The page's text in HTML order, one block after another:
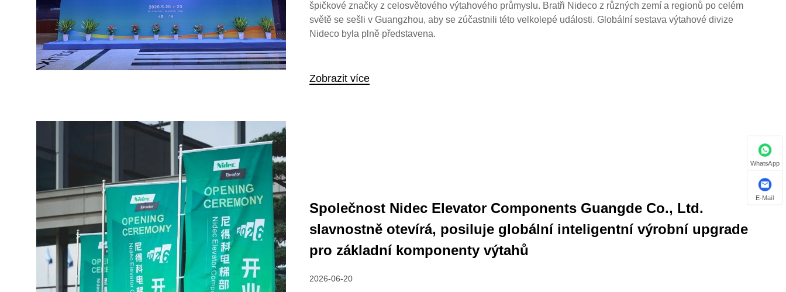
špičkové značky z celosvětového výtahového průmyslu. Bratři Nideco z různých zemí a regionů po celém
světě se sešli v Guangzhou, aby se zúčastnili této velkolepé události. Globální sestava výtahové divize
Nideco byla plně představena.
Zobrazit více
Společnost Nidec Elevator Components Guangde Co., Ltd.
slavnostně otevírá, posiluje globální inteligentní výrobní upgrade
pro základní komponenty výtahů
2026-06-20
WhatsApp
E-Mail